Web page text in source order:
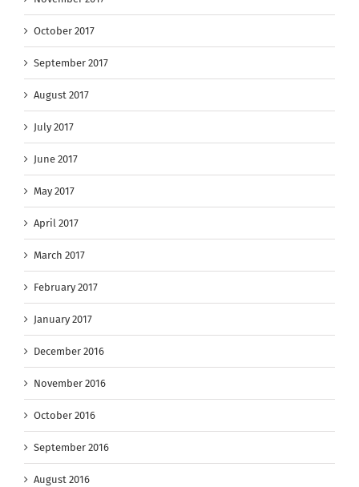
October 2017
September 2017
August 2017
July 2017
June 2017
May 2017
April 2017
March 2017
February 2017
January 2017
December 2016
November 2016
October 2016
September 2016
August 2016